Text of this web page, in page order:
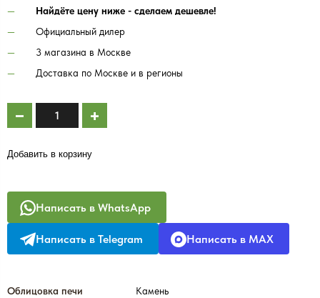
Найдёте цену ниже - сделаем дешевле!
Официальный дилер
3 магазина в Москве
Доставка по Москве и в регионы
Добавить в корзину
Написать в WhatsApp
Написать в Telegram Написать в MAX
Облицовка печи
Камень